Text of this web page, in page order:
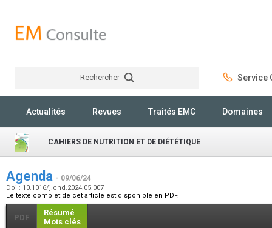
Rechercher Service
Actualités Revues Traités EMC Domaines
CAHIERS DE NUTRITION ET DE DIÉTÉTIQUE
Agenda - 09/06/24
Doi : 10.1016/j.cnd.2024.05.007
Le texte complet de cet article est disponible en PDF.
PDF
Résumé
Mots clés